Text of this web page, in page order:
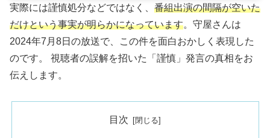
実際には謹慎処分などではなく、 番組出演の間隔が空いた
だけという事実が明らかになっています。守屋さんは
2024年7月8日の放送で、この件を面白おかしく表現した
のです。 視聴者の誤解を招いた「謹慎」発言の真相をお
伝えします。
目次